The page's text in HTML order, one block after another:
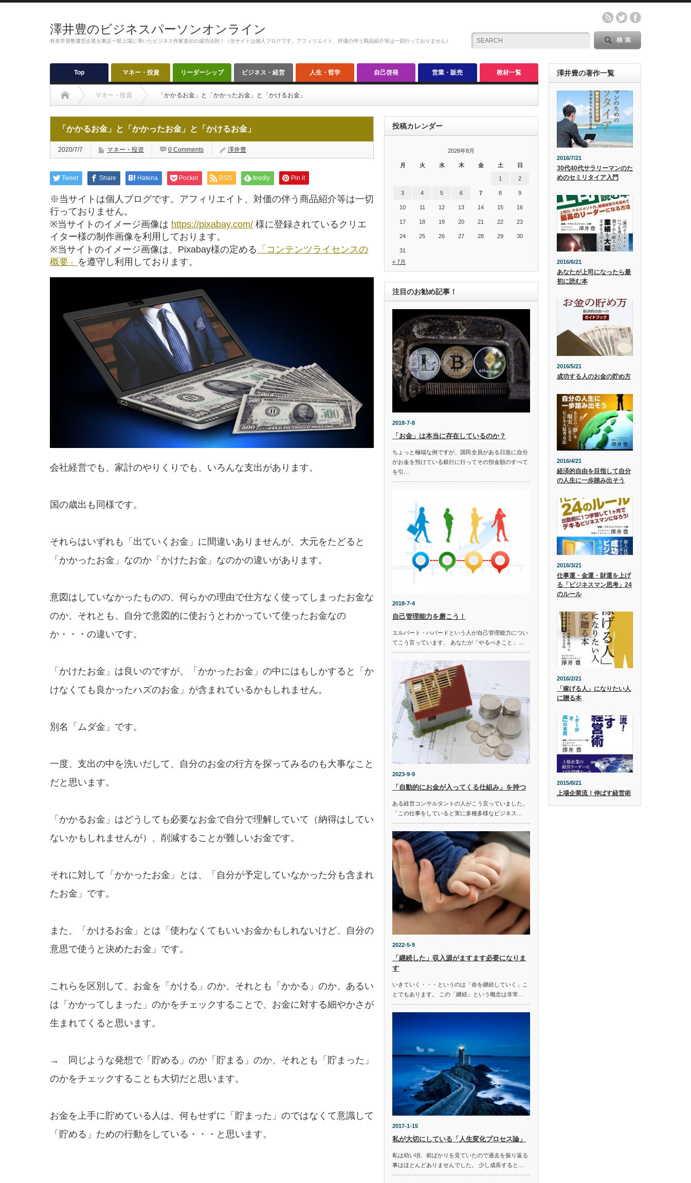
澤井豊のビジネスパーソンオンライン
有名学習塾運営企業を東証一部上場に導いたビジネス作家直伝の成功法則！（当サイトは個人ブログです。アフィリエイト、対価の伴う商品紹介等は一切行っておりません）
Top マネー・投資 リーダーシップ ビジネス・経営 人生・哲学 自己啓発 営業・販売 教材一覧
マネー・投資 「かかるお金」と「かかったお金」と「かけるお金」
「かかるお金」と「かかったお金」と「かけるお金」
2020/7/7 マネー・投資 0 Comments 澤井豊
Tweet Share Hatena Pocket RSS feedly Pin it
※当サイトは個人ブログです。アフィリエイト、対価の伴う商品紹介等は一切
行っておりません。
※当サイトのイメージ画像は https://pixabay.com/ 様に登録されているクリエ
イター様の制作画像を利用しております。
※当サイトのイメージ画像は、Pixabay様の定める 「コンテンツライセンスの
概要」 を遵守し利用しております。
会社経営でも、家計のやりくりでも、いろんな支出があります。
国の歳出も同様です。
それらはいずれも「出ていくお金」に間違いありませんが、大元をたどると
「かかったお金」なのか「かけたお金」なのかの違いがあります。
意図はしていなかったものの、何らかの理由で仕方なく使ってしまったお金な
のか、それとも、自分で意図的に使おうとわかっていて使ったお金なの
か・・・の違いです。
「かけたお金」は良いのですが、「かかったお金」の中にはもしかすると「か
けなくても良かったハズのお金」が含まれているかもしれません。
別名「ムダ金」です。
一度、支出の中を洗いだして、自分のお金の行方を探ってみるのも大事なこと
だと思います。
「かかるお金」はどうしても必要なお金で自分で理解していて（納得はしてい
ないかもしれませんが）、削減することが難しいお金です。
それに対して「かかったお金」とは、「自分が予定していなかった分も含まれ
たお金」です。
また、「かけるお金」とは「使わなくてもいいお金かもしれないけど、自分の
意思で使うと決めたお金」です。
これらを区別して、お金を「かける」のか、それとも「かかる」のか、あるい
は「かかってしまった」のかをチェックすることで、お金に対する細やかさが
生まれてくると思います。
→ 同じような発想で「貯める」のか「貯まる」のか、それとも「貯まった」
のかをチェックすることも大切だと思います。
お金を上手に貯めている人は、何もせずに「貯まった」のではなくて意識して
「貯める」ための行動をしている・・・と思います。
投稿カレンダー
2026年8月
月 火 水 木 金 土 日
1 2
3 4 5 6 7 8 9
10 11 12 13 14 15 16
17 18 19 20 21 22 23
24 25 26 27 28 29 30
31
« 7月
注目のお勧め記事！
2018-7-8
「お金」は本当に存在しているのか？
ちょっと極端な例ですが、国民全員がある日急に自分
がお金を預けている銀行に行ってその預金額のすべて
を引…
2018-7-4
自己管理能力を磨こう！
エルバート・ハバードという人が自己管理能力につい
てこう言っています。 あなたが「やるべきこと」…
2023-9-9
「自動的にお金が入ってくる仕組み」を持つ
ある経営コンサルタントの人がこう言っていました。
「この仕事をしていると実に多種多様なビジネス…
2022-5-9
「継続した」収入源がますます必要になりま
す
いきていく・・・というのは「命を継続していく」こ
とでもあります。 この「継続」という概念は非常…
2017-1-15
私が大切にしている「人生変化プロセス論」
私は幼い頃、前ばかりを見ていたので過去を振り返る
事はほとんどありませんでした。 少し成長すると…
澤井豊の著作一覧
2016/7/21
30代40代サラリーマンのた
めのセミリタイア入門
2016/6/21
あなたが上司になったら最
初に読む本
2016/5/21
成功する人のお金の貯め方
2016/4/21
経済的自由を目指して自分
の人生に一歩踏み出そう
2016/3/21
仕事運・金運・財運を上げ
る「ビジネスマン思考」24
のルール
2016/2/21
「稼げる人」になりたい人
に贈る本
2015/8/21
上場企業流！伸ばす経営術